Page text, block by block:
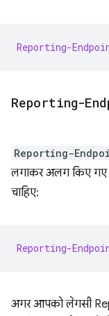
Reporting-
Reporting-
Reporting-
लगाकर अलग किए गए
चाहिए:
Reporting-
अगर आपको लेगसी